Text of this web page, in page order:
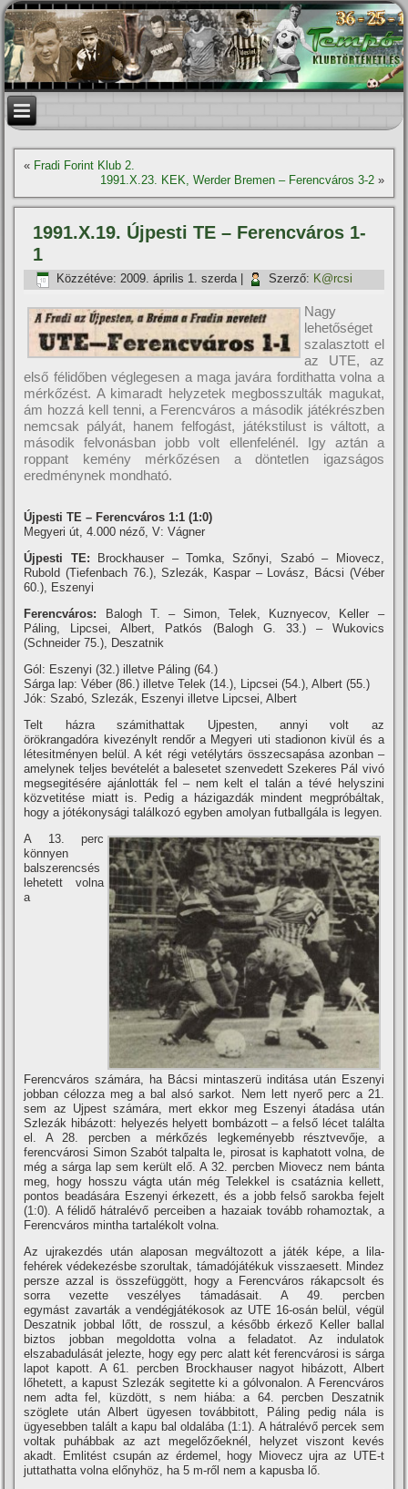
« Fradi Forint Klub 2.
1991.X.23. KEK, Werder Bremen – Ferencváros 3-2»
1991.X.19. Újpesti TE – Ferencváros 1-
1
Közzétéve: 2009. április 1. szerda| Szerző: K@rcsi
Nagy
lehetőséget
szalasztott el
az UTE, az
első félidőben véglegesen a maga javára fordithatta volna a
mérkőzést. A kimaradt helyzetek megbosszulták magukat,
ám hozzá kell tenni, a Ferencváros a második játékrészben
nemcsak pályát, hanem felfogást, játékstilust is váltott, a
második felvonásban jobb volt ellenfelénél. Igy aztán a
roppant kemény mérkőzésen a döntetlen igazságos
eredménynek mondható.
Újpesti TE – Ferencváros 1:1 (1:0)
Megyeri út, 4.000 néző, V: Vágner
Újpesti TE: Brockhauser – Tomka, Szőnyi, Szabó – Miovecz,
Rubold (Tiefenbach 76.), Szlezák, Kaspar – Lovász, Bácsi (Véber
60.), Eszenyi
Ferencváros: Balogh T. – Simon, Telek, Kuznyecov, Keller –
Páling, Lipcsei, Albert, Patkós (Balogh G. 33.) – Wukovics
(Schneider 75.), Deszatnik
Gól: Eszenyi (32.) illetve Páling (64.)
Sárga lap: Véber (86.) illetve Telek (14.), Lipcsei (54.), Albert (55.)
Jók: Szabó, Szlezák, Eszenyi illetve Lipcsei, Albert
Telt házra számithattak Ujpesten, annyi volt az
örökrangadóra kivezénylt rendőr a Megyeri uti stadionon kivül és a
létesitményen belül. A két régi vetélytárs összecsapása azonban –
amelynek teljes bevételét a balesetet szenvedett Szekeres Pál vivó
megsegitésére ajánlották fel – nem kelt el talán a tévé helyszini
közvetitése miatt is. Pedig a házigazdák mindent megpróbáltak,
hogy a jótékonysági találkozó egyben amolyan futballgála is legyen.
A 13. perc
könnyen
balszerencsés
lehetett volna
a
Ferencváros számára, ha Bácsi mintaszerü inditása után Eszenyi
jobban célozza meg a bal alsó sarkot. Nem lett nyerő perc a 21.
sem az Ujpest számára, mert ekkor meg Eszenyi átadása után
Szlezák hibázott: helyezés helyett bombázott – a felső lécet találta
el. A 28. percben a mérkőzés legkeményebb résztvevője, a
ferencvárosi Simon Szabót talpalta le, pirosat is kaphatott volna, de
még a sárga lap sem került elő. A 32. percben Miovecz nem bánta
meg, hogy hosszu vágta után még Telekkel is csatáznia kellett,
pontos beadására Eszenyi érkezett, és a jobb felső sarokba fejelt
(1:0). A félidő hátralévő perceiben a hazaiak tovább rohamoztak, a
Ferencváros mintha tartalékolt volna.
Az ujrakezdés után alaposan megváltozott a játék képe, a lila-
fehérek védekezésbe szorultak, támadójátékuk visszaesett. Mindez
persze azzal is összefüggött, hogy a Ferencváros rákapcsolt és
sorra vezette veszélyes támadásait. A 49. percben
egymást zavarták a vendégjátékosok az UTE 16-osán belül, végül
Deszatnik jobbal lőtt, de rosszul, a később érkező Keller ballal
biztos jobban megoldotta volna a feladatot. Az indulatok
elszabadulását jelezte, hogy egy perc alatt két ferencvárosi is sárga
lapot kapott. A 61. percben Brockhauser nagyot hibázott, Albert
lőhetett, a kapust Szlezák segitette ki a gólvonalon. A Ferencváros
nem adta fel, küzdött, s nem hiába: a 64. percben Deszatnik
szöglete után Albert ügyesen továbbitott, Páling pedig nála is
ügyesebben talált a kapu bal oldalába (1:1). A hátralévő percek sem
voltak puhábbak az azt megelőzőeknél, helyzet viszont kevés
akadt. Emlitést csupán az érdemel, hogy Miovecz ujra az UTE-t
juttathatta volna előnyhöz, ha 5 m-ről nem a kapusba lő.